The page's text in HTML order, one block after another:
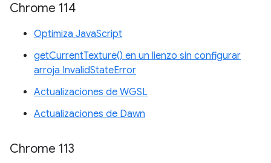
Chrome 114
Optimiza JavaScript
getCurrentTexture() en un lienzo sin configurar
arroja InvalidStateError
Actualizaciones de WGSL
Actualizaciones de Dawn
Chrome 113